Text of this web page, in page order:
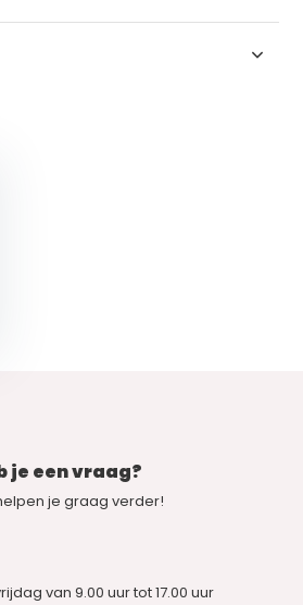
je een vraag?
je graag verder!
van 9.00 uur tot 17.00 uur